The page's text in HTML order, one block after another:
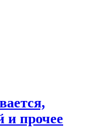
и прочее